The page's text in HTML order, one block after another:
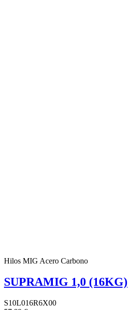
Hilos MIG Acero Carbono
SUPRAMIG 1,0 (16KG)
S10L016R6X00